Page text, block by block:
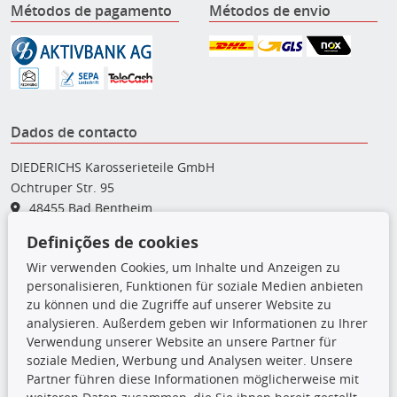
Métodos de pagamento Métodos de envio
Dados de contacto
DIEDERICHS Karosserieteile GmbH
Ochtruper Str. 95
48455 Bad Bentheim
05922 - 77 99 - 0
05922 - 77 99 - 35
karosserieteile@diederichs.com
Ligações
Atenção: Trata-se de peças sobresselentes de qualidade
equivalente às peças do equipamento original (em
Definições de cookies
Wir verwenden Cookies, um Inhalte und Anzeigen zu
personalisieren, Funktionen für soziale Medien anbieten
zu können und die Zugriffe auf unserer Website zu
analysieren. Außerdem geben wir Informationen zu Ihrer
Verwendung unserer Website an unsere Partner für
soziale Medien, Werbung und Analysen weiter. Unsere
Partner führen diese Informationen möglicherweise mit